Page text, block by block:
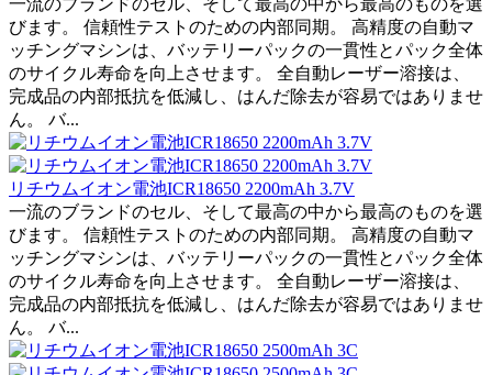
一流のブランドのセル、そして最高の中から最高のものを選
びます。 信頼性テストのための内部同期。 高精度の自動マ
ッチングマシンは、バッテリーパックの一貫性とパック全体
のサイクル寿命を向上させます。 全自動レーザー溶接は、
完成品の内部抵抗を低減し、はんだ除去が容易ではありませ
ん。 バ...
リチウムイオン電池ICR18650 2200mAh 3.7V
一流のブランドのセル、そして最高の中から最高のものを選
びます。 信頼性テストのための内部同期。 高精度の自動マ
ッチングマシンは、バッテリーパックの一貫性とパック全体
のサイクル寿命を向上させます。 全自動レーザー溶接は、
完成品の内部抵抗を低減し、はんだ除去が容易ではありませ
ん。 バ...